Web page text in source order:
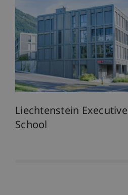
Liechtenstein Executive
School